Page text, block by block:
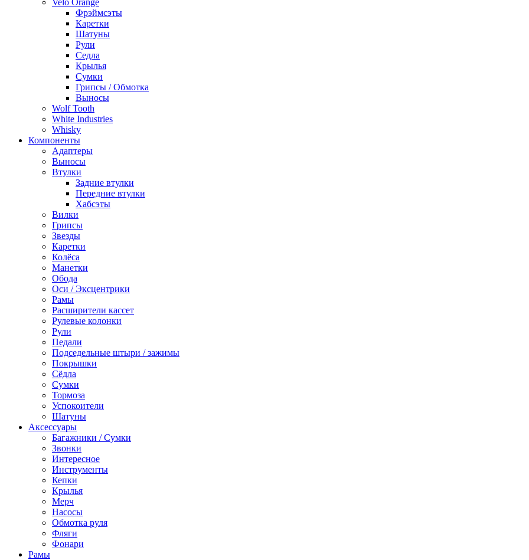
Velo Orange
Фрэймсэты
Каретки
Шатуны
Рули
Седла
Крылья
Сумки
Грипсы / Обмотка
Выносы
Wolf Tooth
White Industries
Whisky
Компоненты
Адаптеры
Выносы
Втулки
Задние втулки
Передние втулки
Хабсэты
Вилки
Грипсы
Звезды
Каретки
Колёса
Манетки
Обода
Оси / Эксцентрики
Рамы
Расширители кассет
Рулевые колонки
Рули
Педали
Подседельные штыри / зажимы
Покрышки
Сёдла
Сумки
Тормоза
Успокоители
Шатуны
Аксессуары
Багажники / Сумки
Звонки
Интересное
Инструменты
Кепки
Крылья
Мерч
Насосы
Обмотка руля
Фляги
Фонари
Рамы